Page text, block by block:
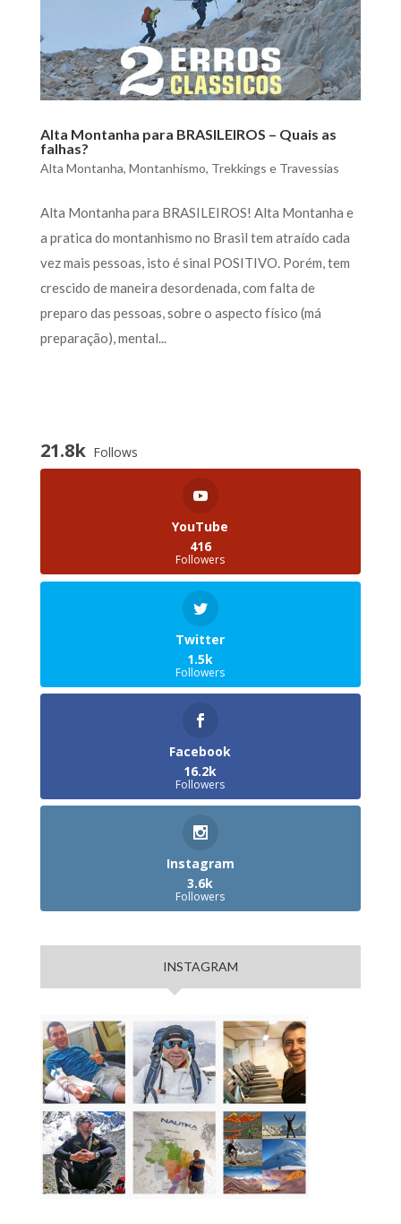
Alta Montanha para BRASILEIROS – Quais as
falhas?
Alta Montanha, Montanhismo, Trekkings e Travessias
Alta Montanha para BRASILEIROS! Alta Montanha e
a pratica do montanhismo no Brasil tem atraído cada
vez mais pessoas, isto é sinal POSITIVO. Porém, tem
crescido de maneira desordenada, com falta de
preparo das pessoas, sobre o aspecto físico (má
preparação), mental...
21.8k Follows
YouTube
416
Followers
Twitter
1.5k
Followers
Facebook
16.2k
Followers
Instagram
3.6k
Followers
INSTAGRAM